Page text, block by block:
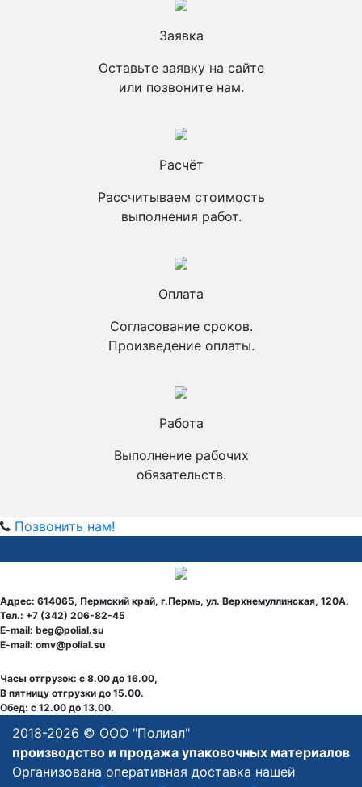
Заявка
Оставьте заявку на сайте
или позвоните нам.
Расчёт
Рассчитываем стоимость
выполнения работ.
Оплата
Согласование сроков.
Произведение оплаты.
Работа
Выполнение рабочих
обязательств.
Позвонить нам!
Адрес: 614065, Пермский край, г.Пермь, ул. Верхнемуллинская, 120А.
Тел.: +7 (342) 206-82-45
E-mail: beg@polial.su
E-mail: omv@polial.su
Часы отгрузок: с 8.00 до 16.00,
В пятницу отгрузки до 15.00.
Обед: с 12.00 до 13.00.
2018-2026 © ООО "Полиал"
производство и продажа упаковочных материалов
Организована оперативная доставка нашей